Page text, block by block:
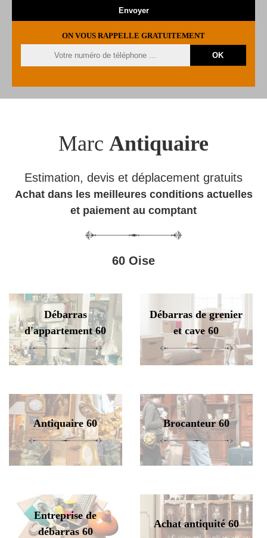
ON VOUS RAPPELLE GRATUITEMENT
Marc Antiquaire
Estimation, devis et déplacement gratuits
Achat dans les meilleures conditions actuelles
et paiement au comptant
60 Oise
Débarras
d'appartement 60
Débarras de grenier
et cave 60
Antiquaire 60 Brocanteur 60
Entreprise de
débarras 60
Achat antiquité 60